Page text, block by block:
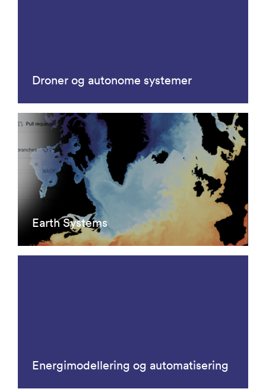
Droner og autonome systemer
Earth Systems
Energimodellering og automatisering